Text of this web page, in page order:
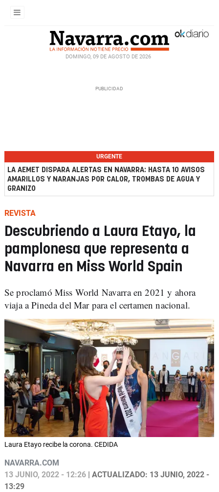
DOMINGO, 09 DE AGOSTO DE 2026
URGENTE
LA AEMET DISPARA ALERTAS EN NAVARRA: HASTA 10 AVISOS
AMARILLOS Y NARANJAS POR CALOR, TROMBAS DE AGUA Y
GRANIZO
REVISTA
Descubriendo a Laura Etayo, la
pamplonesa que representa a
Navarra en Miss World Spain
Se proclamó Miss World Navarra en 2021 y ahora
viaja a Pineda del Mar para el certamen nacional.
Laura Etayo recibe la corona. CEDIDA
NAVARRA.COM
13 JUNIO, 2022 - 12:26 | ACTUALIZADO: 13 JUNIO, 2022 -
13:29